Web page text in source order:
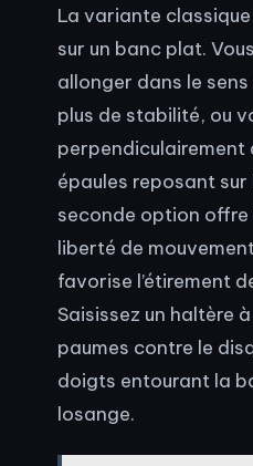
La variante
sur un banc plat.
allonger dans le
plus de stabilité, ou
perpendiculairement
épaules reposant
seconde option offre
liberté de
favorise l’étirement
Saisissez un haltère
paumes contre le
doigts entourant la
losange.